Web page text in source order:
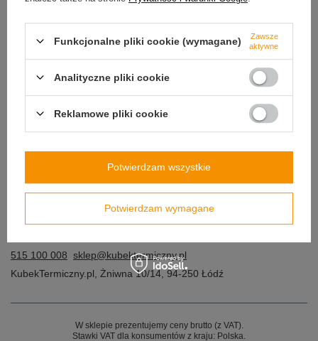
Zaloguj się
Nie pamiętam loginu lub hasła
REJESTRACJA
Jeżeli wcześniej nie założyłeś konta w naszym sklepie,
Załóż nowe konto
515 100 008 sklep@kubektermiczny.pl
KubekTermiczny.pl
Żniwna 10/14 ,94-250 Łódź
W sklepie prezentujemy ceny brutto (z VAT).
Stawki VAT dla konsumentów z kraju: Polska.
Funkcjonalne pliki cookie (wymagane)
Zawsze
aktywne
Analityczne pliki cookie
Reklamowe pliki cookie
Potwierdzam wymagane
Potwierdzam wszystkie